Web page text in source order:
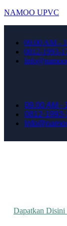
NAMOO UPVC
09.00 AM -
0812-1993-
09.00 AM -
0812-1993-
Dapatkan Disini